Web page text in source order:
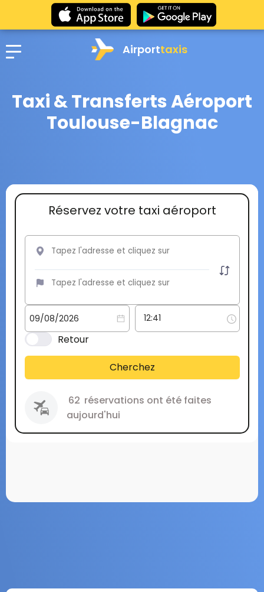
Airporttaxis
Taxi & Transferts Aéroport
Toulouse-Blagnac
Réservez votre taxi aéroport
Retour
Cherchez
62 réservations ont été faites
aujourd'hui